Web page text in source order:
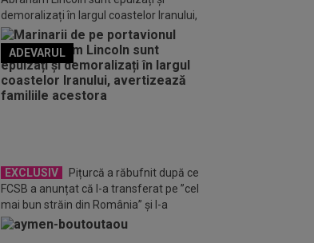
demoralizați în largul coastelor Iranului,
avertizează familiile acestora
ADEVARUL
EXCLUSIV
Pițurcă a răbufnit după ce
FCSB a anunțat că l-a transferat pe ”cel
mai bun străin din România” și l-a
ironizat pe MM Stoica